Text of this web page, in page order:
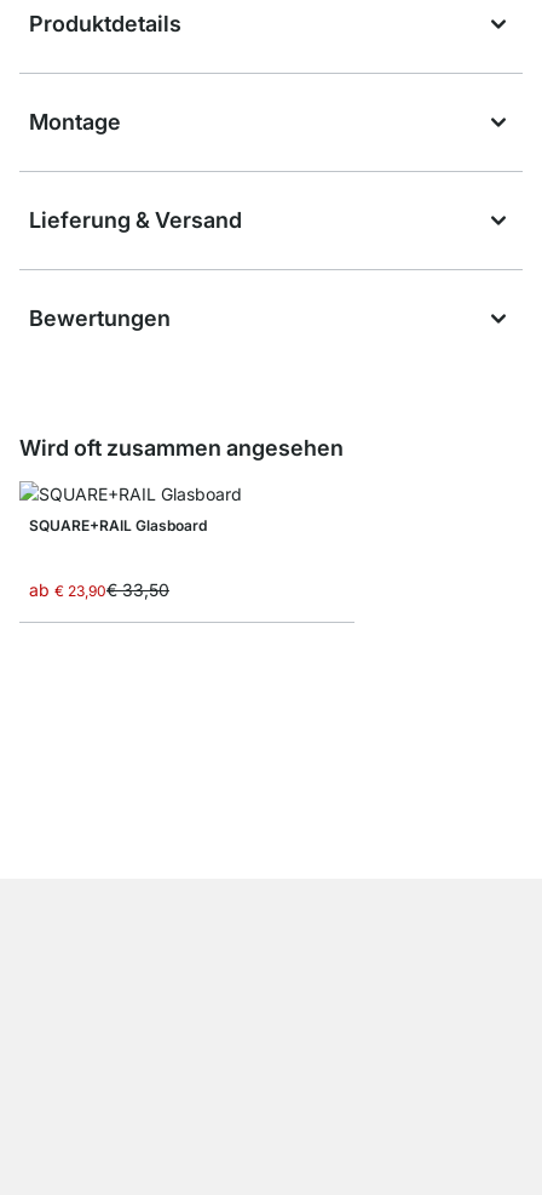
Produktdetails
Montage
Lieferung & Versand
Bewertungen
Wird oft zusammen angesehen
SQUARE+RAIL Glasboard
ab € 23,90€ 33,50